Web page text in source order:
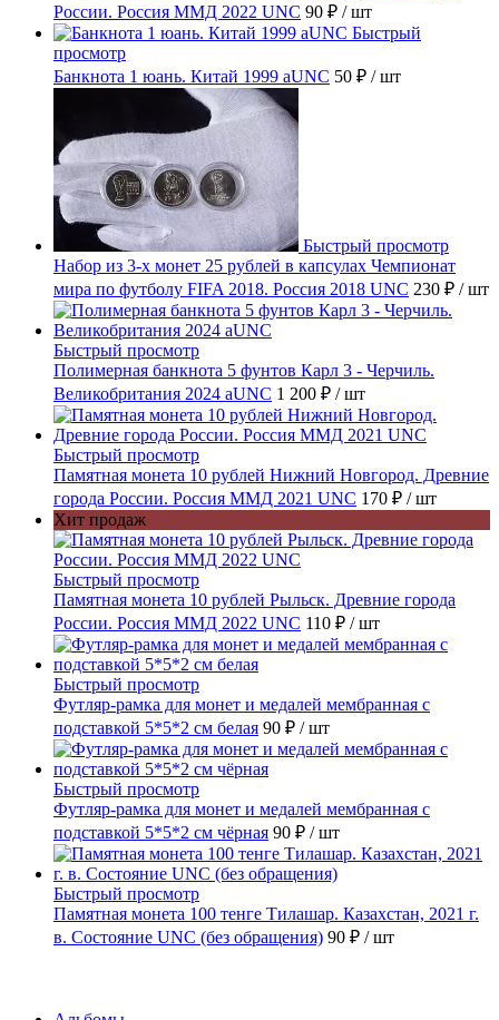
России. Россия ММД 2022 UNC 90 ₽ / шт
Быстрый
просмотр
Банкнота 1 юань. Китай 1999 aUNC 50 ₽ / шт
Быстрый просмотр
Набор из 3-х монет 25 рублей в капсулах Чемпионат
мира по футболу FIFA 2018. Россия 2018 UNC 230 ₽ / шт
Быстрый просмотр
Полимерная банкнота 5 фунтов Карл 3 - Черчиль.
Великобритания 2024 aUNC 1 200 ₽ / шт
Быстрый просмотр
Памятная монета 10 рублей Нижний Новгород. Древние
города России. Россия ММД 2021 UNC 170 ₽ / шт
Хит продаж
Быстрый просмотр
Памятная монета 10 рублей Рыльск. Древние города
России. Россия ММД 2022 UNC 110 ₽ / шт
Быстрый просмотр
Футляр-рамка для монет и медалей мембранная с
подставкой 5*5*2 см белая 90 ₽ / шт
Быстрый просмотр
Футляр-рамка для монет и медалей мембранная с
подставкой 5*5*2 см чёрная 90 ₽ / шт
Быстрый просмотр
Памятная монета 100 тенге Тилашар. Казахстан, 2021 г.
в. Состояние UNC (без обращения) 90 ₽ / шт